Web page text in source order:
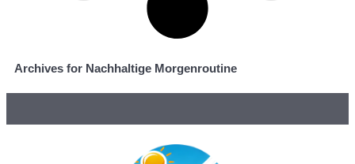
Archives for Nachhaltige Morgenroutine